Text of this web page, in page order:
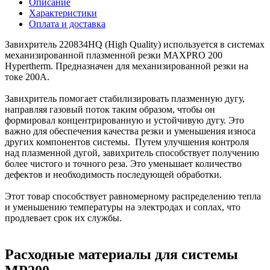
Характеристики
Оплата и доставка
Завихритель 220834HQ (High Quality) используется в системах
механизированной плазменной резки MAXPRO 200
Hypertherm. Предназначен для механизированной резки на
токе 200А.
Завихритель помогает стабилизировать плазменную дугу,
направляя газовый поток таким образом, чтобы он
формировал концентрированную и устойчивую дугу. Это
важно для обеспечения качества резки и уменьшения износа
других компонентов системы. Путем улучшения контроля
над плазменной дугой, завихритель способствует получению
более чистого и точного реза. Это уменьшает количество
дефектов и необходимость последующей обработки.
Этот товар способствует равномерному распределению тепла
и уменьшению температуры на электродах и соплах, что
продлевает срок их службы.
Расходные материалы для системы